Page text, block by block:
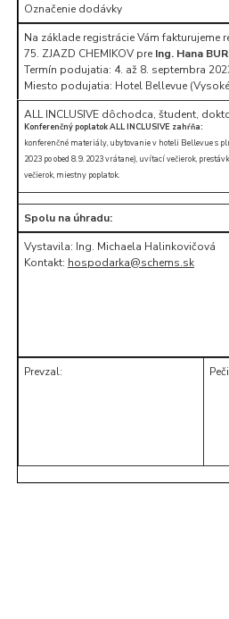
Označenie dodávky
Na základe registrácie Vám fakturujeme
75. ZJAZD CHEMIKOV pre Ing. Hana
Termín podujatia: 4. až 8. septembra
Miesto podujatia: Hotel Bellevue
ALL INCLUSIVE dôchodca, študent,
Konferenčný poplatok ALL INCLUSIVE zahŕňa:
konferenčné materiály, ubytovanie v hoteli Bellevue s
2023 po obed 8. 9. 2023 vrátane), uvítací večierok,
večierok, miestny poplatok.
Spolu na úhradu:
Vystavila: Ing. Michaela Halinkovičová
Kontakt: hospodarka@schems.sk
Prevzal: